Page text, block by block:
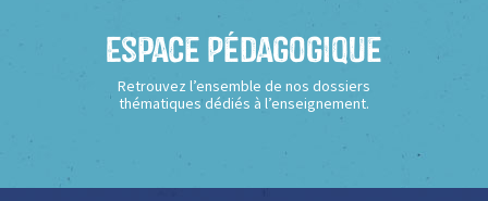
Espace Pédagogique
Retrouvez l’ensemble de nos dossiers
thématiques dédiés à l’enseignement.